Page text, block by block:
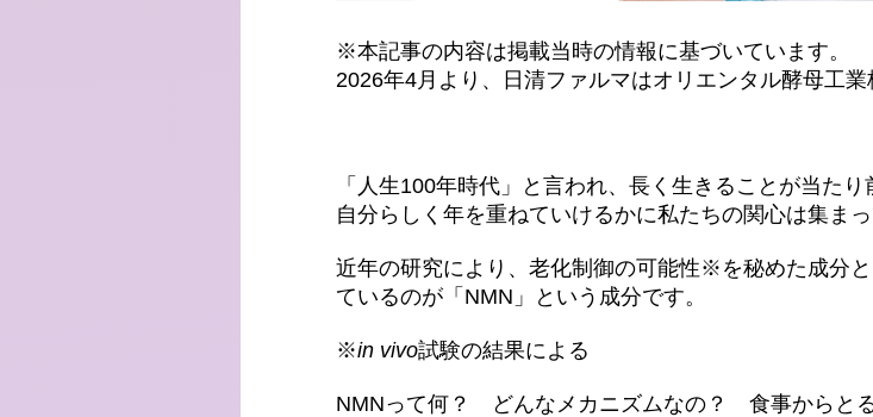
※本記事の内容は掲載当時の情報に基づいています。
2026年4月より、日清ファルマはオリエンタル酵母工業
「人生100年時代」と言われ、長く生きることが当た
自分らしく年を重ねていけるかに私たちの関心は集まっ
近年の研究により、老化制御の可能性※を秘めた成分
ているのが「NMN」という成分です。
※in vivo試験の結果による
NMNって何？ どんなメカニズムなの？ 食事からと